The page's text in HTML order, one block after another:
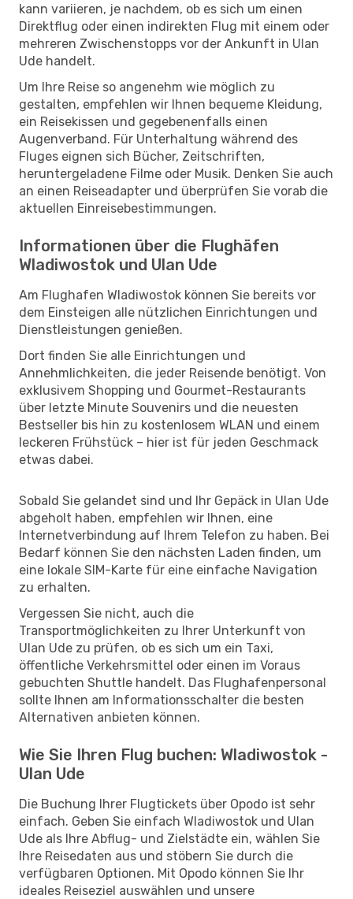
kann variieren, je nachdem, ob es sich um einen
Direktflug oder einen indirekten Flug mit einem oder
mehreren Zwischenstopps vor der Ankunft in Ulan
Ude handelt.
Um Ihre Reise so angenehm wie möglich zu
gestalten, empfehlen wir Ihnen bequeme Kleidung,
ein Reisekissen und gegebenenfalls einen
Augenverband. Für Unterhaltung während des
Fluges eignen sich Bücher, Zeitschriften,
heruntergeladene Filme oder Musik. Denken Sie auch
an einen Reiseadapter und überprüfen Sie vorab die
aktuellen Einreisebestimmungen.
Informationen über die Flughäfen
Wladiwostok und Ulan Ude
Am Flughafen Wladiwostok können Sie bereits vor
dem Einsteigen alle nützlichen Einrichtungen und
Dienstleistungen genießen.
Dort finden Sie alle Einrichtungen und
Annehmlichkeiten, die jeder Reisende benötigt. Von
exklusivem Shopping und Gourmet-Restaurants
über letzte Minute Souvenirs und die neuesten
Bestseller bis hin zu kostenlosem WLAN und einem
leckeren Frühstück – hier ist für jeden Geschmack
etwas dabei.
Sobald Sie gelandet sind und Ihr Gepäck in Ulan Ude
abgeholt haben, empfehlen wir Ihnen, eine
Internetverbindung auf Ihrem Telefon zu haben. Bei
Bedarf können Sie den nächsten Laden finden, um
eine lokale SIM-Karte für eine einfache Navigation
zu erhalten.
Vergessen Sie nicht, auch die
Transportmöglichkeiten zu Ihrer Unterkunft von
Ulan Ude zu prüfen, ob es sich um ein Taxi,
öffentliche Verkehrsmittel oder einen im Voraus
gebuchten Shuttle handelt. Das Flughafenpersonal
sollte Ihnen am Informationsschalter die besten
Alternativen anbieten können.
Wie Sie Ihren Flug buchen: Wladiwostok -
Ulan Ude
Die Buchung Ihrer Flugtickets über Opodo ist sehr
einfach. Geben Sie einfach Wladiwostok und Ulan
Ude als Ihre Abflug- und Zielstädte ein, wählen Sie
Ihre Reisedaten aus und stöbern Sie durch die
verfügbaren Optionen. Mit Opodo können Sie Ihr
ideales Reiseziel auswählen und unsere